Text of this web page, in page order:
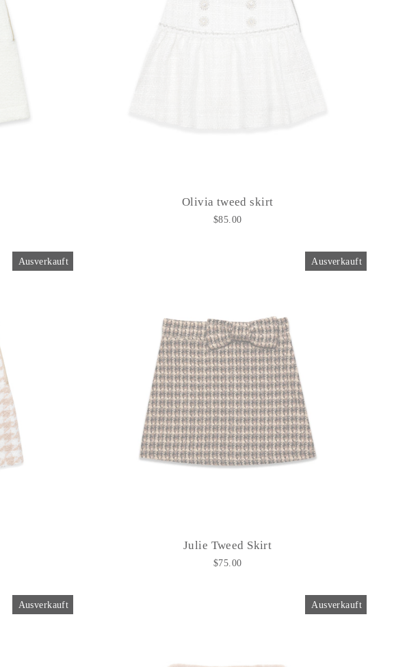
Olivia tweed skirt
$85.00
Ausverkauft Ausverkauft
Julie Tweed Skirt
$75.00
Ausverkauft Ausverkauft